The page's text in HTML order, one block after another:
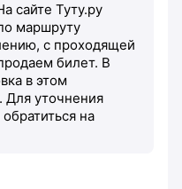
сайте Туту.ру
маршруту
с проходящей
билет. В
в этом
Для уточнения
на